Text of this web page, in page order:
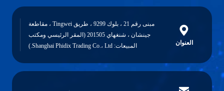
العنوان
مبنى رقم 21 ، بلوك 9299 ، طريق Tingwei ، مقاطعة
جينشان ، شنغهاي 201505 (المقر الرئيسي ومكتب
المبيعات: Shanghai Phidix Trading Co.، Ltd.)